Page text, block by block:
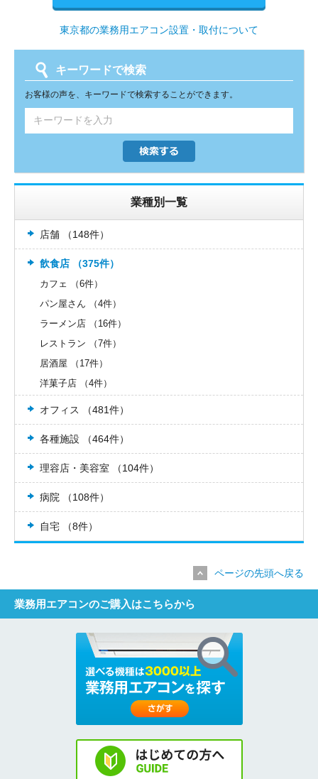
東京都の業務用エアコン設置・取付について
キーワードで検索
お客様の声を、キーワードで検索することができます。
業種別一覧
店舗 （148件）
飲食店 （375件）
カフェ （6件）
パン屋さん （4件）
ラーメン店 （16件）
レストラン （7件）
居酒屋 （17件）
洋菓子店 （4件）
オフィス （481件）
各種施設 （464件）
理容店・美容室 （104件）
病院 （108件）
自宅 （8件）
ページの先頭へ戻る
業務用エアコンのご購入はこちらから